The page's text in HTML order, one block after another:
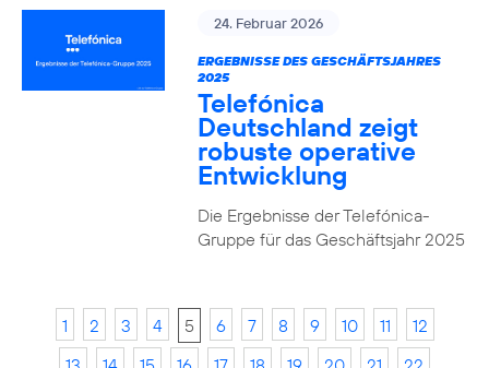
24. Februar 2026
ERGEBNISSE DES GESCHÄFTSJAHRES
2025
Telefónica
Deutschland zeigt
robuste operative
Entwicklung
Die Ergebnisse der Telefónica-
Gruppe für das Geschäftsjahr 2025
1 2 3 4 5 6 7 8 9 10 11
12